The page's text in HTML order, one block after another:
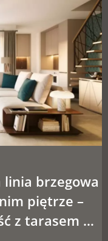
linia brzegowa
piętrze –
z tarasem na